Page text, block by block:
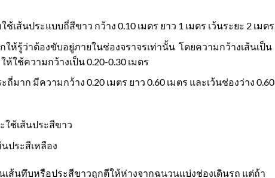
ส้นประแบบถี่สีขาว กว้าง 0.10 เมตร ยาว 1 เมตร เว้นระยะ 2 เมตร
ห้รู้ว่าต้องขับอยู่ภายในช่องจราจรเท่านั้น โดยความกว้างเส้นเป็น
ใช้ความกว้างเป็น 0.20-0.30 เมตร
มาก มีความกว้าง 0.20 เมตร ยาว 0.60 เมตร และเว้นช่องว่าง 0.60
ใช้เส้นประสีขาว
ประสีเหลือง
เส้นทึบหรือประสีขาวถูกตีให้ห่างจากฉนวนแบ่งช่องเดินรถ แต่ถ้า